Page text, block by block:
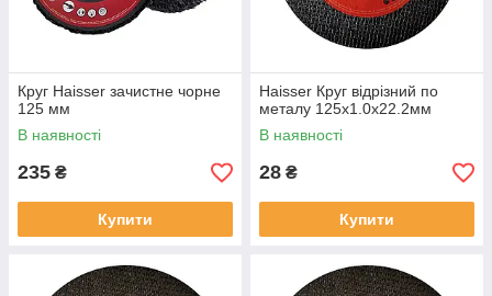
Круг Haisser зачистне чорне
125 мм
В наявності
235 ₴
Купити
Haisser Круг відрізний по
металу 125х1.0х22.2мм
В наявності
28 ₴
Купити